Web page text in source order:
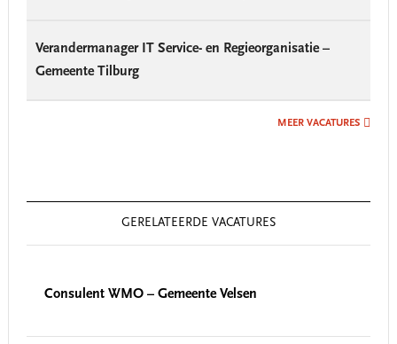
Verandermanager IT Service- en Regieorganisatie –
Gemeente Tilburg
MEER VACATURES
GERELATEERDE VACATURES
Consulent WMO – Gemeente Velsen